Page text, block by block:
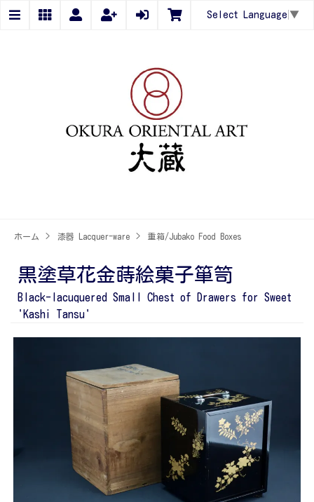
Select Language ▼
ホーム > 漆器 Lacquer-ware > 重箱/Jubako Food Boxes
黒塗草花金蒔絵菓子箪笥
Black-lacuquered Small Chest of Drawers for Sweet
'Kashi Tansu'